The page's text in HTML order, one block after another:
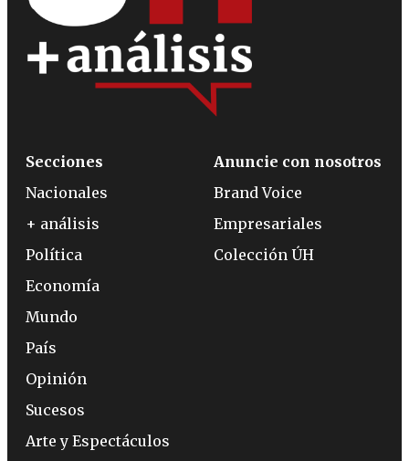
Secciones
Nacionales
+ análisis
Política
Economía
Mundo
País
Opinión
Sucesos
Arte y Espectáculos
Anuncie con nosotros
Brand Voice
Empresariales
Colección ÚH